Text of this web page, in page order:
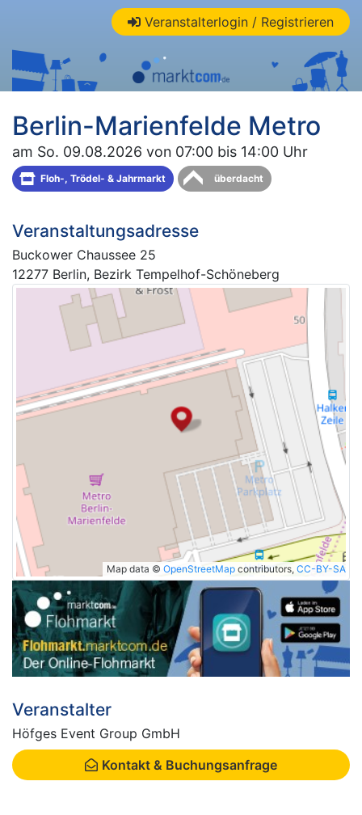
Veranstalterlogin / Registrieren
Berlin-Marienfelde Metro
am So. 09.08.2026 von 07:00 bis 14:00 Uhr
Floh-, Trödel- & Jahrmarkt überdacht
Veranstaltungsadresse
Buckower Chaussee 25
12277 Berlin, Bezirk Tempelhof-Schöneberg
Map data © OpenStreetMap contributors, CC-BY-SA
Veranstalter
Höfges Event Group GmbH
Kontakt & Buchungsanfrage